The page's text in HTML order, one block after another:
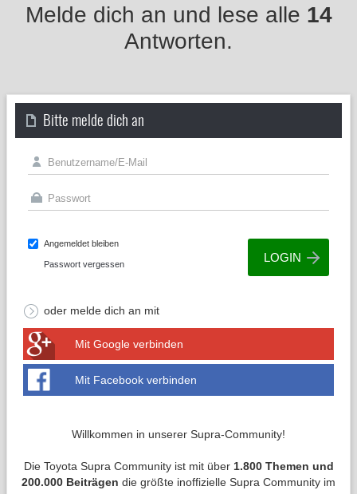
Melde dich an und lese alle 14
Antworten.
Bitte melde dich an
Angemeldet bleiben
Passwort vergessen
oder melde dich an mit
Mit Google verbinden
Mit Facebook verbinden
Willkommen in unserer Supra-Community!
Die Toyota Supra Community ist mit über 1.800 Themen und
200.000 Beiträgen die größte inoffizielle Supra Community im